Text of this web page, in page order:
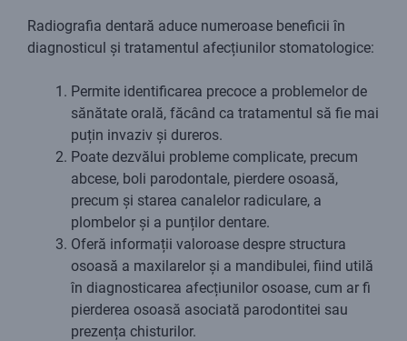
Radiografia dentară aduce numeroase beneficii în
diagnosticul și tratamentul afecțiunilor stomatologice:
Permite identificarea precoce a problemelor de
sănătate orală, făcând ca tratamentul să fie mai
puțin invaziv și dureros.
Poate dezvălui probleme complicate, precum
abcese, boli parodontale, pierdere osoasă,
precum și starea canalelor radiculare, a
plombelor și a punților dentare.
Oferă informații valoroase despre structura
osoasă a maxilarelor și a mandibulei, fiind utilă
în diagnosticarea afecțiunilor osoase, cum ar fi
pierderea osoasă asociată parodontitei sau
prezența chisturilor.